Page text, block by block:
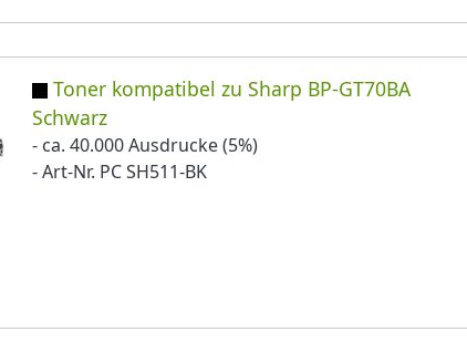
Toner kompatibel zu Sharp BP-GT70BA
Schwarz
- ca. 40.000 Ausdrucke (5%)
- Art-Nr. PC SH511-BK